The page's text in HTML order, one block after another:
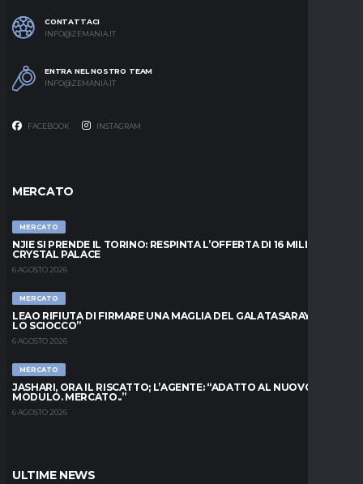
CONTATTACI
INFO@ZEMANIA.IT
ENTRA NEL NOSTRO TEAM
INFO@ZEMANIA.IT
FACEBOOK INSTAGRAM
MERCATO
MERCATO
NJIE SI PRENDE IL TORINO: RESPINTA L’OFFERTA DI 16 MILIONI DAL
CRYSTAL PALACE
6 AGOSTO 2026
MERCATO
LEAO RIFIUTA DI FIRMARE UNA MAGLIA DEL GALATASARAY: “FAI
LO SCIOCCO”
6 AGOSTO 2026
MERCATO
JASHARI, ORA IL RISCATTO; L’AGENTE: “ADATTO AL NUOVO
MODULO. MERCATO..”
6 AGOSTO 2026
ULTIME NEWS